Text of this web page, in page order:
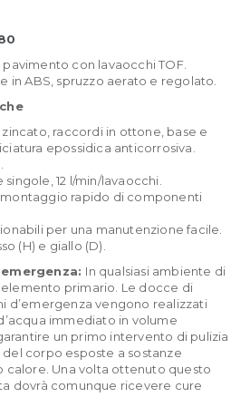
con lavaocchi TOF.
in ABS, spruzzo aerato e regolato.
raccordi in ottone, base e
epossidica anticorrosiva.
12 l/min/lavaocchi.
rapido di componenti
per una manutenzione facile.
(H) e giallo (D).
In qualsiasi ambiente di
elemento primario. Le docce di
d’emergenza vengono realizzati
immediato in volume
un primo intervento di pulizia
corpo esposte a sostanze
calore. Una volta ottenuto questo
dovrà comunque ricevere cure